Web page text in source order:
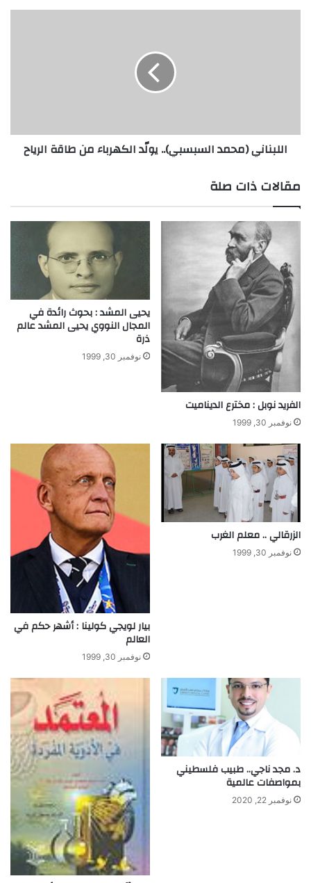
اللبناني (محمد السبسبي).. يولّد الكهرباء من طاقة الرياح
مقالات ذات صلة
الفريد نوبل : مخترع الديناميت
نوفمبر 30, 1999
يحيى المشد : بحوث رائدة في
المجال النووي يحيى المشد عالم
ذرة
نوفمبر 30, 1999
الزرقالي .. معلم الغرب
نوفمبر 30, 1999
بيار لويجي كولينا : أشهر حكم في
العالم
نوفمبر 30, 1999
د. مجد ناجي.. طبيب فلسطيني
بمواصفات عالمية
نوفمبر 22, 2020